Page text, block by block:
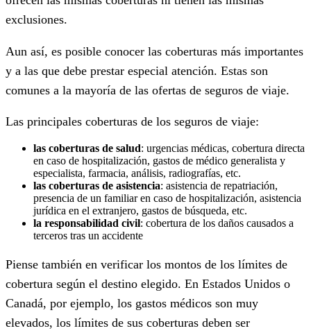
exclusiones.
Aun así, es posible conocer las coberturas más importantes
y a las que debe prestar especial atención. Estas son
comunes a la mayoría de las ofertas de seguros de viaje.
Las principales coberturas de los seguros de viaje:
las coberturas de salud: urgencias médicas, cobertura directa
en caso de hospitalización, gastos de médico generalista y
especialista, farmacia, análisis, radiografías, etc.
las coberturas de asistencia: asistencia de repatriación,
presencia de un familiar en caso de hospitalización, asistencia
jurídica en el extranjero, gastos de búsqueda, etc.
la responsabilidad civil: cobertura de los daños causados a
terceros tras un accidente
Piense también en verificar los montos de los límites de
cobertura según el destino elegido. En Estados Unidos o
Canadá, por ejemplo, los gastos médicos son muy
elevados, los límites de sus coberturas deben ser